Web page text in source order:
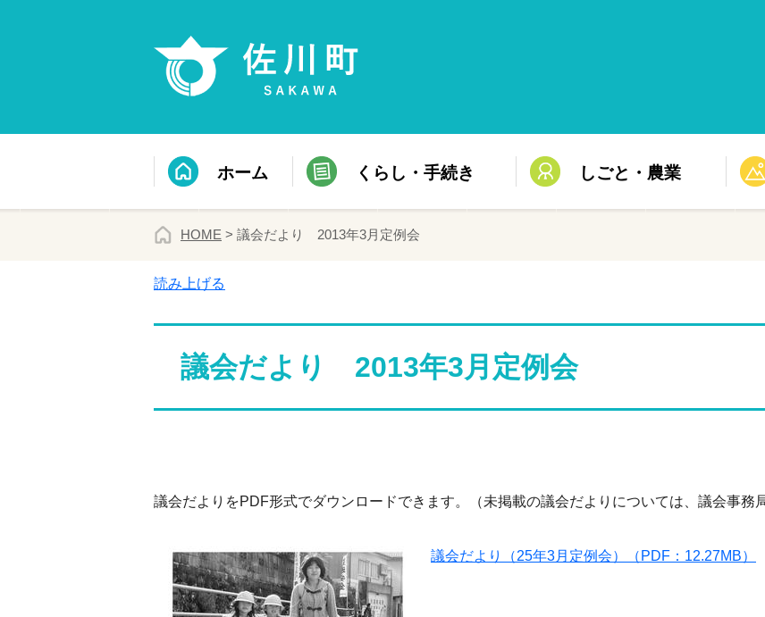
ホーム くらし・手続き しごと・農業
HOME > 議会だより 2013年3月定例会
読み上げる
議会だより 2013年3月定例会
議会だよりをPDF形式でダウンロードできます。（未掲載の議会だよりについては、議会事務
議会だより（25年3月定例会）（PDF：12.27MB）